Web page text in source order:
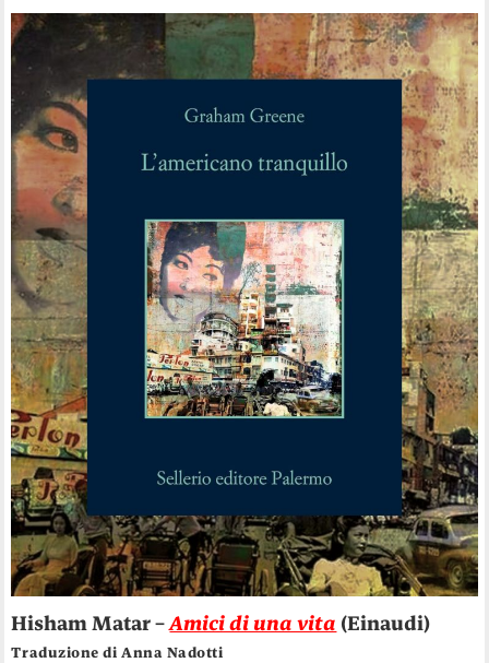
Hisham Matar –Amici di una vita (Einaudi)
Traduzione di Anna Nadotti